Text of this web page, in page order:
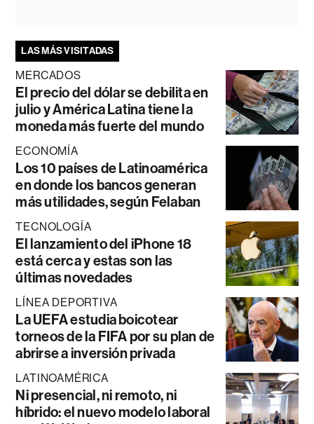
LAS MÁS VISITADAS
MERCADOS
El precio del dólar se debilita en
julio y América Latina tiene la
moneda más fuerte del mundo
ECONOMÍA
Los 10 países de Latinoamérica
en donde los bancos generan
más utilidades, según Felaban
TECNOLOGÍA
El lanzamiento del iPhone 18
está cerca y estas son las
últimas novedades
LÍNEA DEPORTIVA
La UEFA estudia boicotear
torneos de la FIFA por su plan de
abrirse a inversión privada
LATINOAMÉRICA
Ni presencial, ni remoto, ni
híbrido: el nuevo modelo laboral